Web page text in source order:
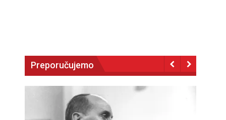
Preporučujemo